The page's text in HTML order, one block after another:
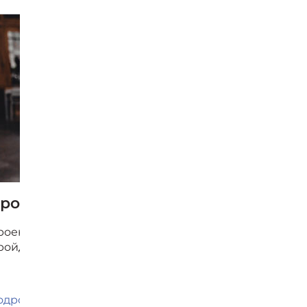
выйди на стажировку
«Профразвитие» и этот курс ускорят твой
все этапы от выбора стажировки до